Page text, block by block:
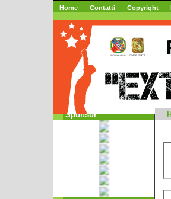
Home Contatti Copyright
Sponsor